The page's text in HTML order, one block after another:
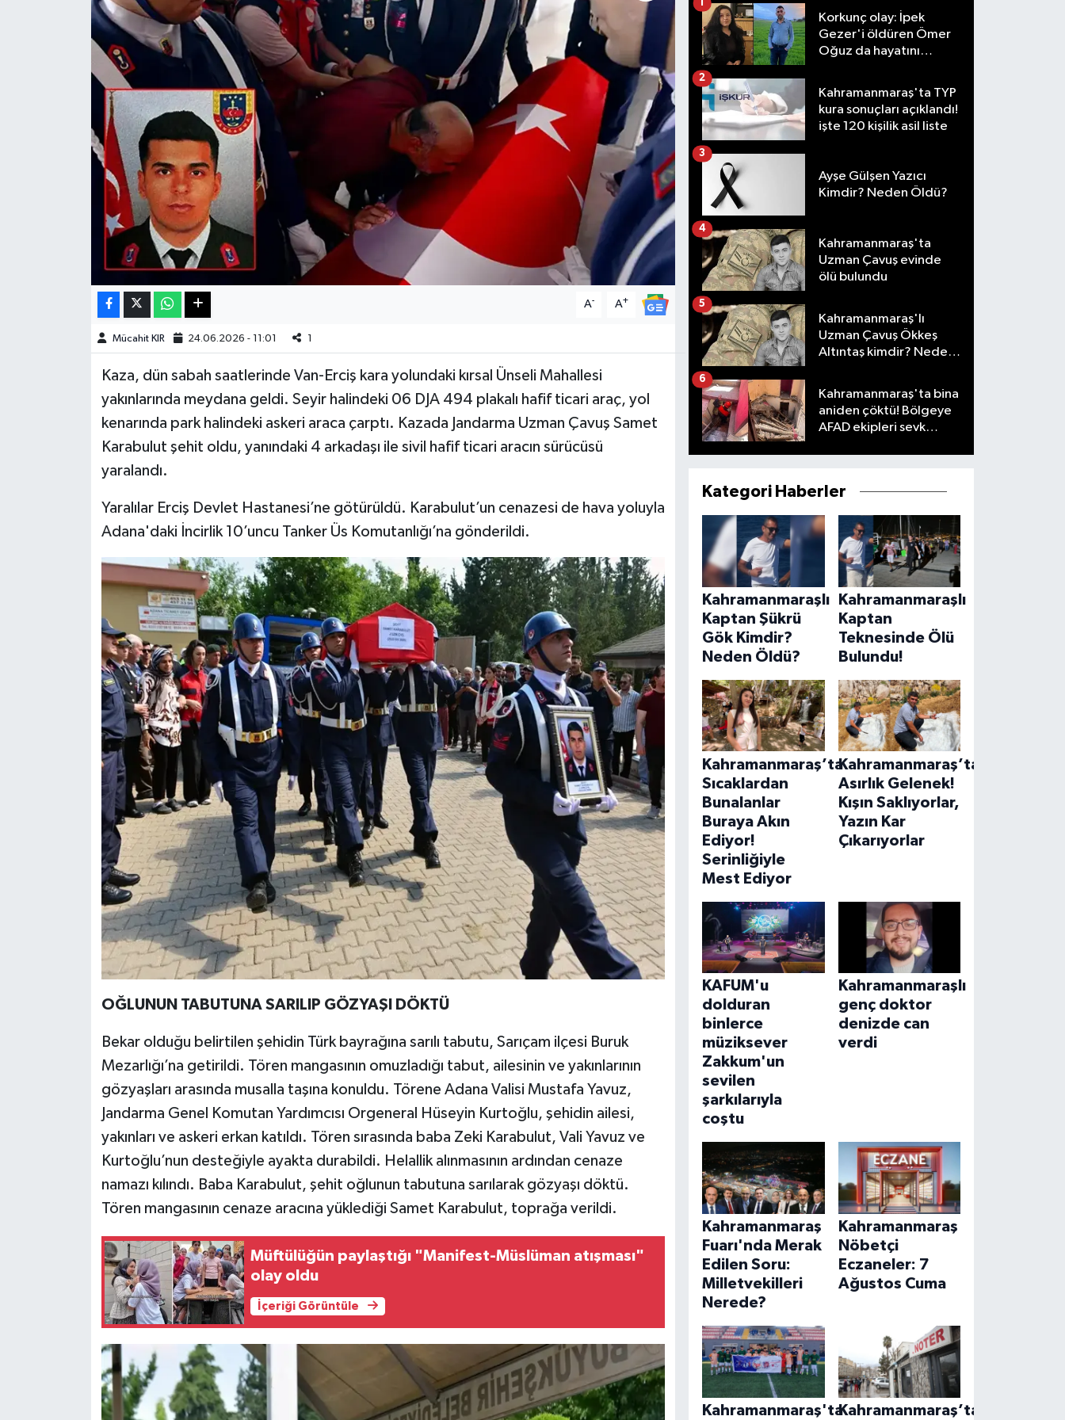
A- A+
Mücahit KIR 24.06.2026 - 11:01 1
Kaza, dün sabah saatlerinde Van-Erciş kara yolundaki kırsal Ünseli Mahallesi
yakınlarında meydana geldi. Seyir halindeki 06 DJA 494 plakalı hafif ticari araç, yol
kenarında park halindeki askeri araca çarptı. Kazada Jandarma Uzman Çavuş Samet
Karabulut şehit oldu, yanındaki 4 arkadaşı ile sivil hafif ticari aracın sürücüsü
yaralandı.
Yaralılar Erciş Devlet Hastanesi’ne götürüldü. Karabulut’un cenazesi de hava yoluyla
Adana'daki İncirlik 10’uncu Tanker Üs Komutanlığı’na gönderildi.
OĞLUNUN TABUTUNA SARILIP GÖZYAŞI DÖKTÜ
Bekar olduğu belirtilen şehidin Türk bayrağına sarılı tabutu, Sarıçam ilçesi Buruk
Mezarlığı’na getirildi. Tören mangasının omuzladığı tabut, ailesinin ve yakınlarının
gözyaşları arasında musalla taşına konuldu. Törene Adana Valisi Mustafa Yavuz,
Jandarma Genel Komutan Yardımcısı Orgeneral Hüseyin Kurtoğlu, şehidin ailesi,
yakınları ve askeri erkan katıldı. Tören sırasında baba Zeki Karabulut, Vali Yavuz ve
Kurtoğlu’nun desteğiyle ayakta durabildi. Helallik alınmasının ardından cenaze
namazı kılındı. Baba Karabulut, şehit oğlunun tabutuna sarılarak gözyaşı döktü.
Tören mangasının cenaze aracına yüklediği Samet Karabulut, toprağa verildi.
Müftülüğün paylaştığı "Manifest-Müslüman atışması"
olay oldu
İçeriği Görüntüle
Korkunç olay: İpek
Gezer'i öldüren Ömer
Oğuz da hayatını
1
Kahramanmaraş'ta TYP
kura sonuçları açıklandı!
işte 120 kişilik asil liste
2
Ayşe Gülşen Yazıcı
Kimdir? Neden Öldü?
3
Kahramanmaraş'ta
Uzman Çavuş evinde
ölü bulundu
4
Kahramanmaraş'lı
Uzman Çavuş Ökkeş
Altıntaş kimdir? Neden
5
Kahramanmaraş'ta bina
aniden çöktü! Bölgeye
AFAD ekipleri sevk
6
Kategori Haberler
Kahramanmaraşlı
Kaptan Şükrü
Gök Kimdir?
Neden Öldü?
Kahramanmaraşlı
Kaptan
Teknesinde Ölü
Bulundu!
Kahramanmaraş’ta
Sıcaklardan
Bunalanlar
Buraya Akın
Ediyor!
Serinliğiyle
Mest Ediyor
Kahramanmaraş’ta
Asırlık Gelenek!
Kışın Saklıyorlar,
Yazın Kar
Çıkarıyorlar
KAFUM'u
dolduran
binlerce
müziksever
Zakkum'un
sevilen
şarkılarıyla
coştu
Kahramanmaraşlı
genç doktor
denizde can
verdi
Kahramanmaraş
Fuarı'nda Merak
Edilen Soru:
Milletvekilleri
Nerede?
Kahramanmaraş
Nöbetçi
Eczaneler: 7
Ağustos Cuma
Kahramanmaraş'taKahramanmaraş’ta
Haberde İnsan
Kültür Sanat
Manşet Altı
Manşetler
Resmi İlan
SürManşet
KAHRAMANMARAŞ